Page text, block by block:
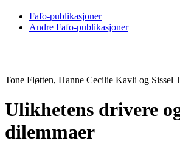
Fafo-publikasjoner
Andre Fafo-publikasjoner
Tone Fløtten, Hanne Cecilie Kavli og Sissel
Ulikhetens drivere
dilemmaer